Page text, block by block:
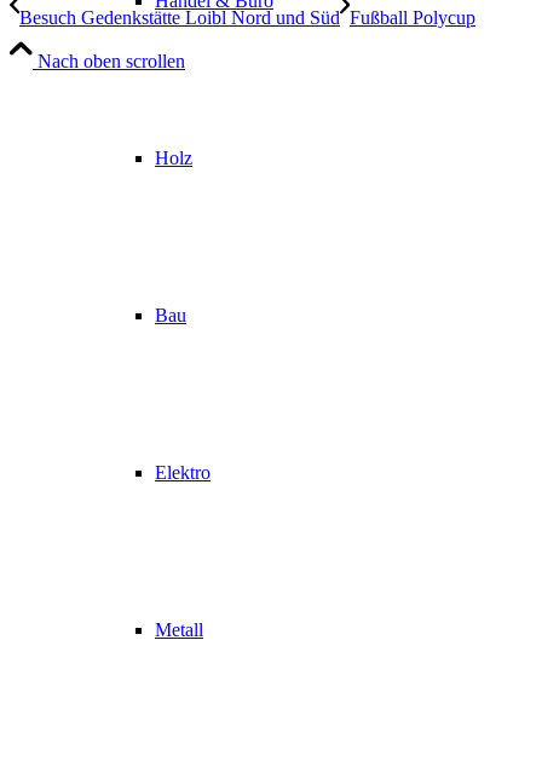
Holz
Bau
Elektro
Metall
Besuch Gedenkstätte Loibl Nord und Süd Fußball Polycup
Nach oben scrollen